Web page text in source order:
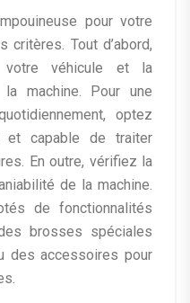
pour votre
critères. Tout d’abord,
véhicule et la
machine. Pour une
optez
et capable de traiter
En outre, vérifiez la
de la machine.
de fonctionnalités
brosses spéciales
des accessoires pour